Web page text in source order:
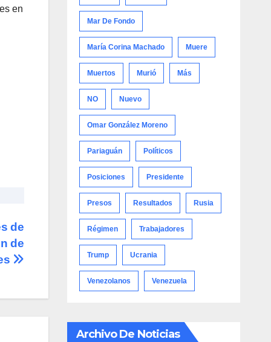
en
de
de
Mar De Fondo
María Corina Machado Muere
Muertos Murió Más
NO Nuevo
Omar González Moreno
Pariaguán Políticos
Posiciones Presidente
Presos Resultados Rusia
Régimen Trabajadores
Trump Ucrania
Venezolanos Venezuela
Archivo De Noticias